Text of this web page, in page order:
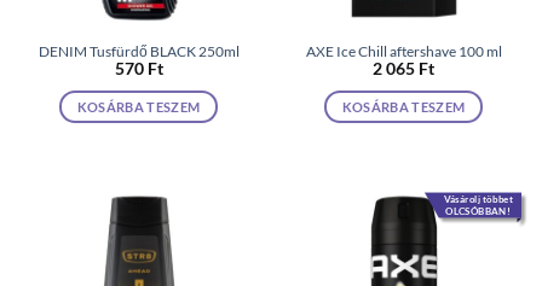
DENIM Tusfürdő BLACK 250ml
570 Ft
KOSÁRBA TESZEM
AXE Ice Chill aftershave 100 ml
2 065 Ft
KOSÁRBA TESZEM
Vásárolj többet
OLCSÓBBAN!